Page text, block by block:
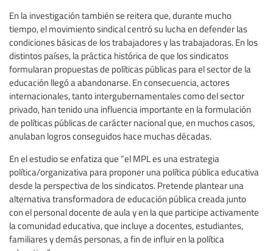
En la investigación también se reitera que, durante mucho
tiempo, el movimiento sindical centró su lucha en defender las
condiciones básicas de los trabajadores y las trabajadoras. En los
distintos países, la práctica histórica de que los sindicatos
formularan propuestas de políticas públicas para el sector de la
educación llegó a abandonarse. En consecuencia, actores
internacionales, tanto intergubernamentales como del sector
privado, han tenido una influencia importante en la formulación
de políticas públicas de carácter nacional que, en muchos casos,
anulaban logros conseguidos hace muchas décadas.
En el estudio se enfatiza que “el MPL es una estrategia
política/organizativa para proponer una política pública educativa
desde la perspectiva de los sindicatos. Pretende plantear una
alternativa transformadora de educación pública creada junto
con el personal docente de aula y en la que participe activamente
la comunidad educativa, que incluye a docentes, estudiantes,
familiares y demás personas, a fin de influir en la política